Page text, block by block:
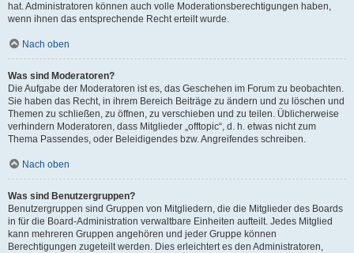
hat. Administratoren können auch volle Moderationsberechtigungen haben,
wenn ihnen das entsprechende Recht erteilt wurde.
Nach oben
Was sind Moderatoren?
Die Aufgabe der Moderatoren ist es, das Geschehen im Forum zu beobachten.
Sie haben das Recht, in ihrem Bereich Beiträge zu ändern und zu löschen und
Themen zu schließen, zu öffnen, zu verschieben und zu teilen. Üblicherweise
verhindern Moderatoren, dass Mitglieder „offtopic“, d. h. etwas nicht zum
Thema Passendes, oder Beleidigendes bzw. Angreifendes schreiben.
Nach oben
Was sind Benutzergruppen?
Benutzergruppen sind Gruppen von Mitgliedern, die die Mitglieder des Boards
in für die Board-Administration verwaltbare Einheiten aufteilt. Jedes Mitglied
kann mehreren Gruppen angehören und jeder Gruppe können
Berechtigungen zugeteilt werden. Dies erleichtert es den Administratoren,